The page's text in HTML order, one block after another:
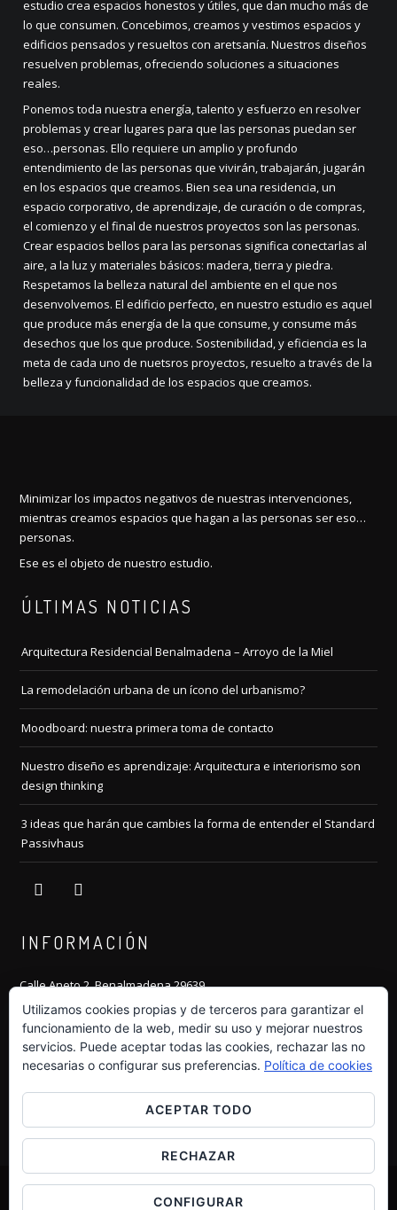
estudio crea espacios honestos y útiles, que dan mucho más de
lo que consumen. Concebimos, creamos y vestimos espacios y
edificios pensados y resueltos con aretsanía. Nuestros diseños
resuelven problemas, ofreciendo soluciones a situaciones
reales.
Ponemos toda nuestra energía, talento y esfuerzo en resolver
problemas y crear lugares para que las personas puedan ser
eso…personas. Ello requiere un amplio y profundo
entendimiento de las personas que vivirán, trabajarán, jugarán
en los espacios que creamos. Bien sea una residencia, un
espacio corporativo, de aprendizaje, de curación o de compras,
el comienzo y el final de nuestros proyectos son las personas.
Crear espacios bellos para las personas significa conectarlas al
aire, a la luz y materiales básicos: madera, tierra y piedra.
Respetamos la belleza natural del ambiente en el que nos
desenvolvemos. El edificio perfecto, en nuestro estudio es aquel
que produce más energía de la que consume, y consume más
desechos que los que produce. Sostenibilidad, y eficiencia es la
meta de cada uno de nuetsros proyectos, resuelto a través de la
belleza y funcionalidad de los espacios que creamos.
Minimizar los impactos negativos de nuestras intervenciones,
mientras creamos espacios que hagan a las personas ser eso…
personas.
Ese es el objeto de nuestro estudio.
ÚLTIMAS NOTICIAS
Arquitectura Residencial Benalmadena – Arroyo de la Miel
La remodelación urbana de un ícono del urbanismo?
Moodboard: nuestra primera toma de contacto
Nuestro diseño es aprendizaje: Arquitectura e interiorismo son
design thinking
3 ideas que harán que cambies la forma de entender el Standard
Passivhaus
instagramlinkedin
INFORMACIÓN
Calle Aneto 2, Benalmadena 29639
Costa del Sol
Tlf:+34 607 607 264
Email:hola@dm-arquitecto.es
https://dm-arquitecto.es
© Copyright David Morales Arquitecto
Utilizamos cookies propias y de terceros para garantizar el
funcionamiento de la web, medir su uso y mejorar nuestros
servicios. Puede aceptar todas las cookies, rechazar las no
necesarias o configurar sus preferencias. Política de cookies
ACEPTAR TODO
RECHAZAR
CONFIGURAR